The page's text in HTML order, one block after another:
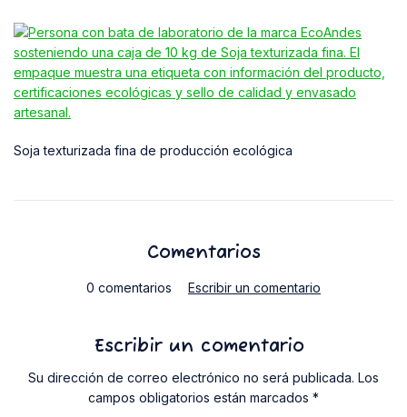
Soja texturizada fina de producción ecológica
Comentarios
0 comentarios Escribir un comentario
Escribir un comentario
Su dirección de correo electrónico no será publicada. Los
campos obligatorios están marcados *